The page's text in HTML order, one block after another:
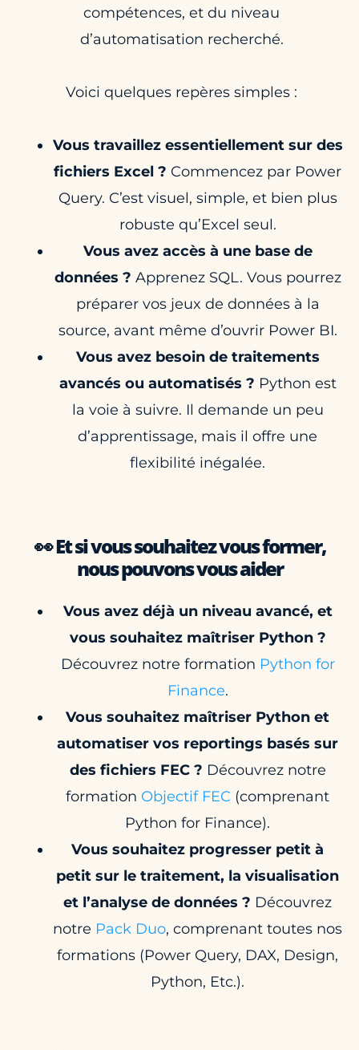
compétences, et du niveau
d’automatisation recherché.
Voici quelques repères simples :
Vous travaillez essentiellement sur des
fichiers Excel ? Commencez par Power
Query. C’est visuel, simple, et bien plus
robuste qu’Excel seul.
Vous avez accès à une base de
données ? Apprenez SQL. Vous pourrez
préparer vos jeux de données à la
source, avant même d’ouvrir Power BI.
Vous avez besoin de traitements
avancés ou automatisés ? Python est
la voie à suivre. Il demande un peu
d’apprentissage, mais il offre une
flexibilité inégalée.
👀 Et si vous souhaitez vous former,
nous pouvons vous aider
Vous avez déjà un niveau avancé, et
vous souhaitez maîtriser Python ?
Découvrez notre formation Python for
Finance.
Vous souhaitez maîtriser Python et
automatiser vos reportings basés sur
des fichiers FEC ? Découvrez notre
formation Objectif FEC (comprenant
Python for Finance).
Vous souhaitez progresser petit à
petit sur le traitement, la visualisation
et l’analyse de données ? Découvrez
notre Pack Duo, comprenant toutes nos
formations (Power Query, DAX, Design,
Python, Etc.).